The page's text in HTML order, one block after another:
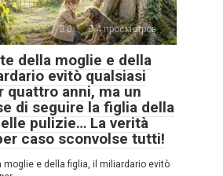
0 4 просмотров
della moglie e della
evitò qualsiasi
quattro anni, ma un
di seguire la figlia della
pulizie… La verità
caso sconvolse tutti!
moglie e della figlia, il miliardario evitò